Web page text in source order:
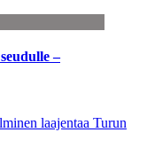
–
laajentaa Turun